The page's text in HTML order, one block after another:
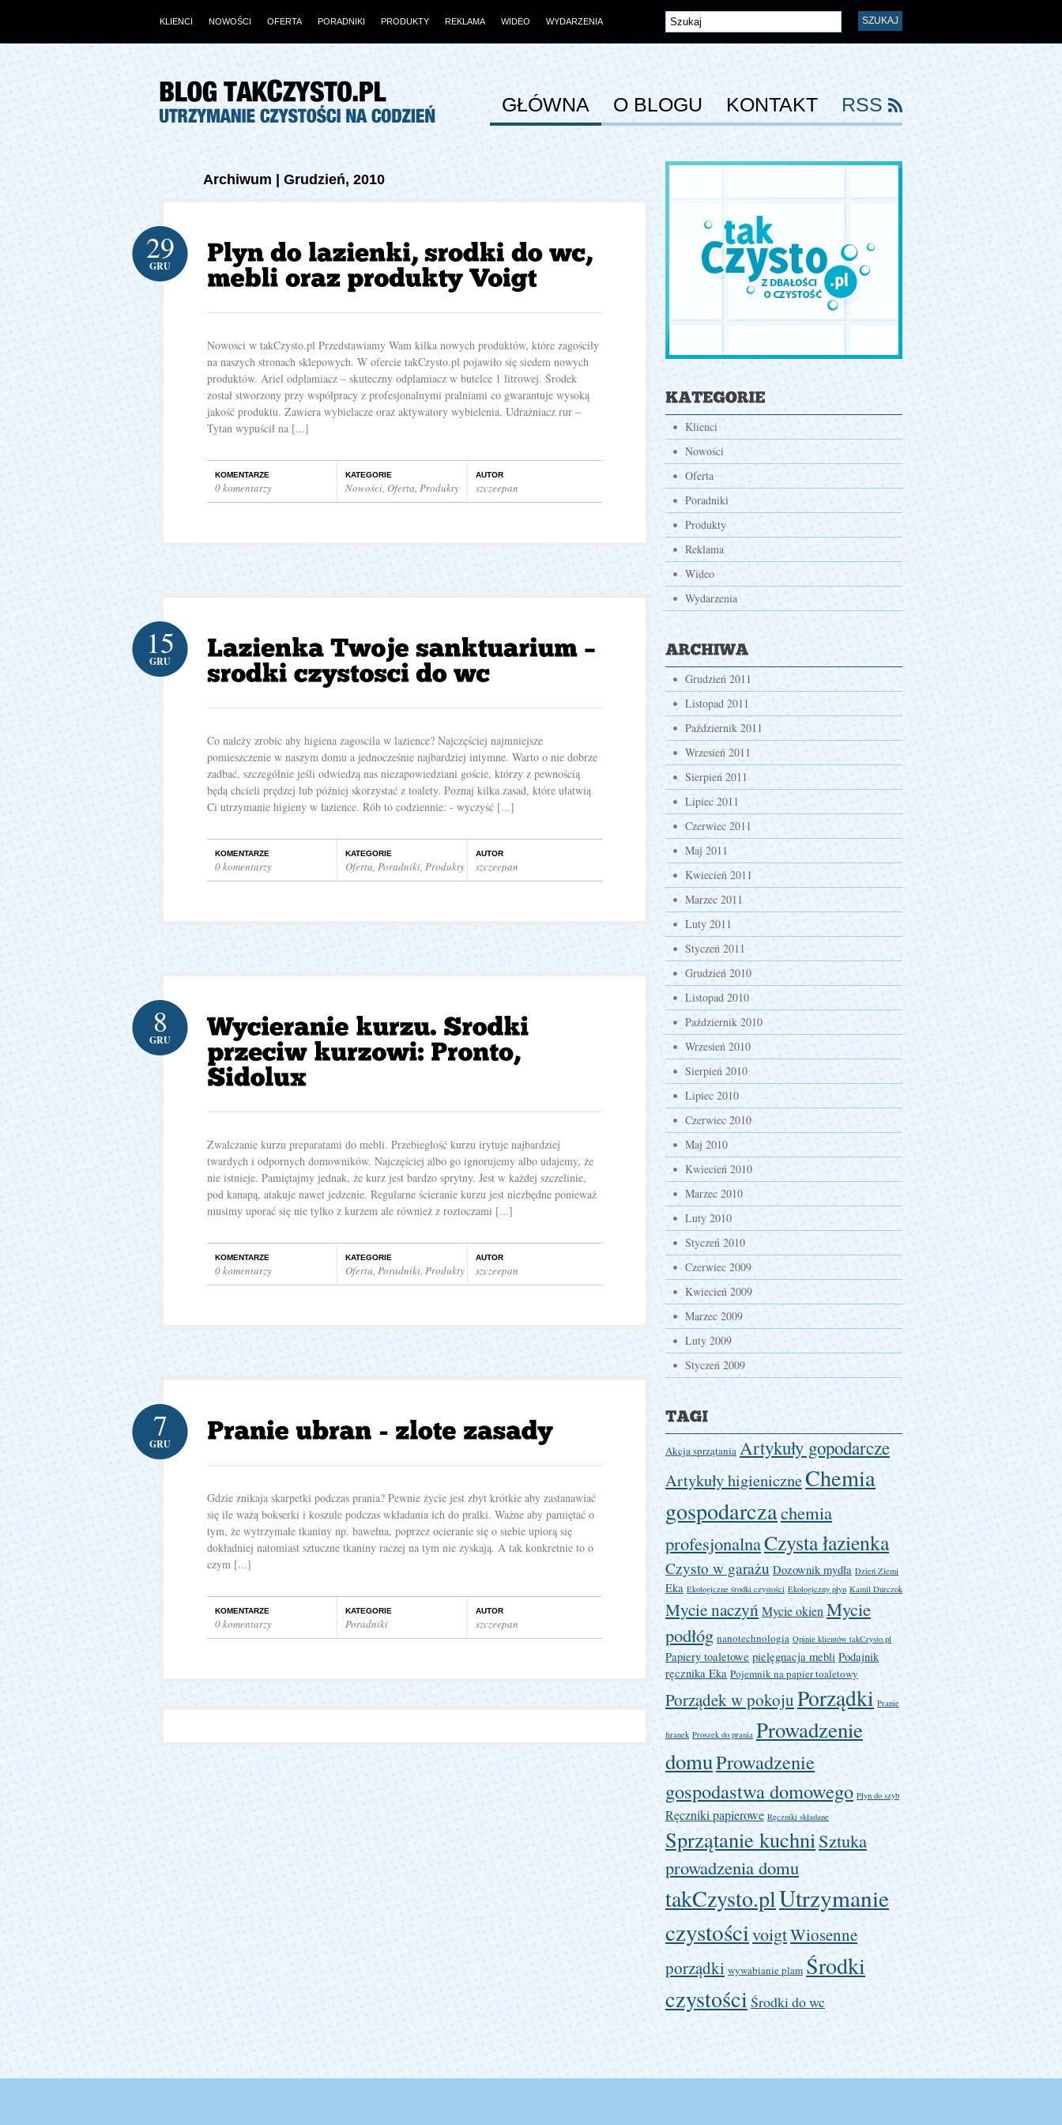
KLIENCI NOWOŚCI OFERTA PORADNIKI PRODUKTY REKLAMA WIDEO WYDARZENIA
GŁÓWNA O BLOGU KONTAKT RSS
Archiwum | Grudzień, 2010
29
GRU
Nowosci w takCzysto.pl Przedstawiamy Wam kilka nowych produktów, które zagościły
na naszych stronach sklepowych. W ofercie takCzysto.pl pojawiło się siedem nowych
produktów. Ariel odplamiacz – skuteczny odplamiacz w butelce 1 litrowej. Środek
został stworzony przy współpracy z profesjonalnymi pralniami co gwarantuje wysoką
jakość produktu. Zawiera wybielacze oraz aktywatory wybielenia. Udrażniacz rur –
Tytan wypuścił na [...]
KOMENTARZE
0 komentarzy
KATEGORIE
Nowości, Oferta, Produkty
AUTOR
szczeepan
15
GRU
Co należy zrobic aby higiena zagoscila w lazience? Najczęściej najmniejsze
pomieszczenie w naszym domu a jednocześnie najbardziej intymne. Warto o nie dobrze
zadbać, szczególnie jeśli odwiedzą nas niezapowiedziani goście, którzy z pewnością
będą chcieli prędzej lub później skorzystać z toalety. Poznaj kilka zasad, które ułatwią
Ci utrzymanie higieny w łazience. Rób to codziennie: - wyczyść [...]
KOMENTARZE
0 komentarzy
KATEGORIE
Oferta, Poradniki, Produkty
AUTOR
szczeepan
8
GRU
Zwalczanie kurzu preparatami do mebli. Przebiegłość kurzu irytuje najbardziej
twardych i odpornych domowników. Najczęściej albo go ignorujemy albo udajemy, że
nie istnieje. Pamiętajmy jednak, że kurz jest bardzo sprytny. Jest w każdej szczelinie,
pod kanapą, atakuje nawet jedzenie. Regularne ścieranie kurzu jest niezbędne ponieważ
musimy uporać się nie tylko z kurzem ale również z roztoczami [...]
KOMENTARZE
0 komentarzy
KATEGORIE
Oferta, Poradniki, Produkty
AUTOR
szczeepan
7
GRU
Gdzie znikaja skarpetki podczas prania? Pewnie życie jest zbyt krótkie aby zastanawiać
się ile ważą bokserki i koszule podczas wkładania ich do pralki. Ważne aby pamiętać o
tym, że wytrzymałe tkaniny np. bawełna, poprzez ocieranie się o siebie upiorą się
dokładniej natomiast sztuczne tkaniny raczej na tym nie zyskają. A tak konkretnie to o
czym [...]
KOMENTARZE
0 komentarzy
KATEGORIE
Poradniki
AUTOR
szczeepan
Klienci
Nowości
Oferta
Poradniki
Produkty
Reklama
Wideo
Wydarzenia
Grudzień 2011
Listopad 2011
Październik 2011
Wrzesień 2011
Sierpień 2011
Lipiec 2011
Czerwiec 2011
Maj 2011
Kwiecień 2011
Marzec 2011
Luty 2011
Styczeń 2011
Grudzień 2010
Listopad 2010
Październik 2010
Wrzesień 2010
Sierpień 2010
Lipiec 2010
Czerwiec 2010
Maj 2010
Kwiecień 2010
Marzec 2010
Luty 2010
Styczeń 2010
Czerwiec 2009
Kwiecień 2009
Marzec 2009
Luty 2009
Styczeń 2009
Akcja sprzątania Artykuły gopodarcze
Artykuły higieniczneChemia
gospodarczachemia
profesjonalnaCzysta łazienka
Czysto w garażu Dozownik mydła Dzień Ziemi
Eka Ekologiczne środki czystości Ekologiczny płyn Kamil Durczok
Mycie naczyńMycie okien Mycie
podłóg nanotechnologia Opinie klientów takCzysto.pl
Papiery toaletowe pielęgnacja mebli Podajnik
ręcznika Eka Pojemnik na papier toaletowy
Porządek w pokojuPorządki Pranie
firanek Proszek do prania Prowadzenie
domuProwadzenie
gospodastwa domowego Płyn do szyb
Ręczniki papierowe Ręczniki składane
Sprzątanie kuchniSztuka
prowadzenia domu
takCzysto.plUtrzymanie
czystościvoigtWiosenne
porządki wywabianie plam Środki
czystości Środki do wc